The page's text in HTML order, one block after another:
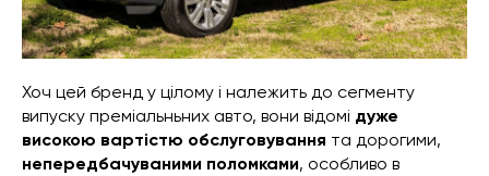
Хоч цей бренд у цілому і належить до сегменту
випуску преміальньних авто, вони відомі дуже
високою вартістю обслуговування та дорогими,
непередбачуваними поломками, особливо в